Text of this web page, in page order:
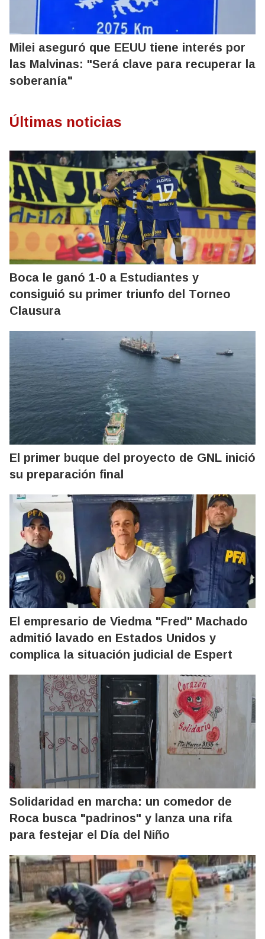
Milei aseguró que EEUU tiene interés por
las Malvinas: "Será clave para recuperar la
soberanía"
Últimas noticias
Boca le ganó 1-0 a Estudiantes y
consiguió su primer triunfo del Torneo
Clausura
El primer buque del proyecto de GNL inició
su preparación final
El empresario de Viedma "Fred" Machado
admitió lavado en Estados Unidos y
complica la situación judicial de Espert
Solidaridad en marcha: un comedor de
Roca busca "padrinos" y lanza una rifa
para festejar el Día del Niño